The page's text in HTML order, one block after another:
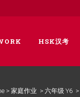
HSK汉考
> 家庭作业 > 六年级 Y6 >